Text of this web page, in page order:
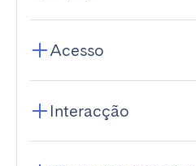
Acesso
Interacção